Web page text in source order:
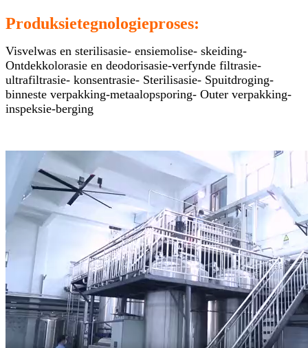
Produksietegnologieproses:
Visvelwas en sterilisasie- ensiemolise- skeiding-
Ontdekkolorasie en deodorisasie-verfynde filtrasie-
ultrafiltrasie- konsentrasie- Sterilisasie- Spuitdroging-
binneste verpakking-metaalopsporing- Outer verpakking-
inspeksie-berging